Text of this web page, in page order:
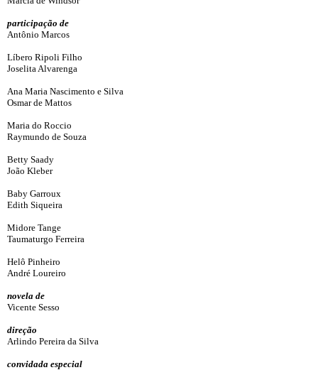
participação de
Antônio Marcos
Líbero Ripoli Filho
Joselita Alvarenga
Ana Maria Nascimento e Silva
Osmar de Mattos
Maria do Roccio
Raymundo de Souza
Betty Saady
João Kleber
Baby Garroux
Edith Siqueira
Midore Tange
Taumaturgo Ferreira
Helô Pinheiro
André Loureiro
novela de
Vicente Sesso
direção
Arlindo Pereira da Silva
convidada especial